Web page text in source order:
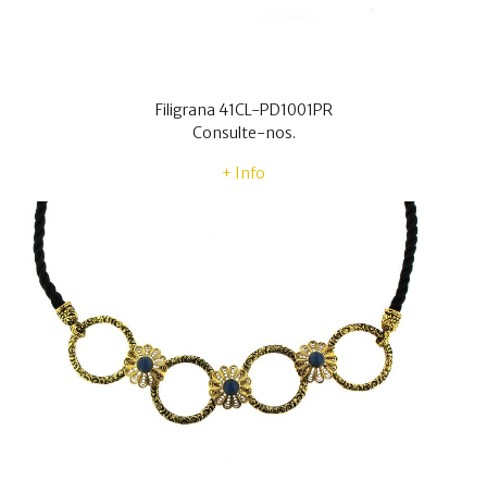
Filigrana 41CL-PD1001PR
Consulte-nos.
+ Info